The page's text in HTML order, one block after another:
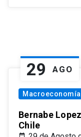
29 AGO
Macroeconomía
Bernabe
Chile